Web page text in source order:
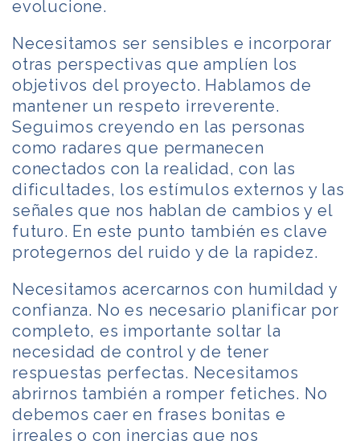
evolucione.
Necesitamos ser sensibles e incorporar
otras perspectivas que amplíen los
objetivos del proyecto. Hablamos de
mantener un respeto irreverente.
Seguimos creyendo en las personas
como radares que permanecen
conectados con la realidad, con las
dificultades, los estímulos externos y las
señales que nos hablan de cambios y el
futuro. En este punto también es clave
protegernos del ruido y de la rapidez.
Necesitamos acercarnos con humildad y
confianza. No es necesario planificar por
completo, es importante soltar la
necesidad de control y de tener
respuestas perfectas. Necesitamos
abrirnos también a romper fetiches. No
debemos caer en frases bonitas e
irreales o con inercias que nos